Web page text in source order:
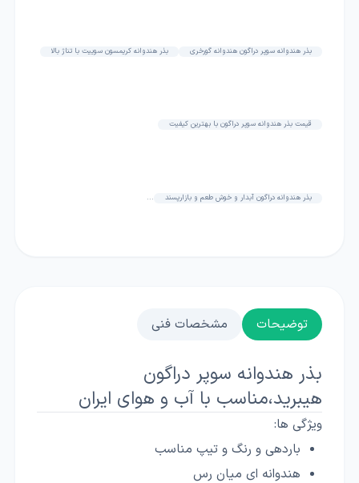
بذر هندوانه سوپر دراگون هندوانه گورخری بذر هندوانه کریمسون سوییت با تناژ بالا
قیمت بذر هندوانه سوپر دراگون با بهترین کیفیت
بذر هندوانه دراگون آبدار و خوش طعم و بازارپسند ...
توضیحات مشخصات فنی
بذر هندوانه سوپر دراگون
هیبرید،مناسب با آب و هوای ایران
ویژگی ها:
باردهی و رنگ و تیپ مناسب
هندوانه ای میان رس